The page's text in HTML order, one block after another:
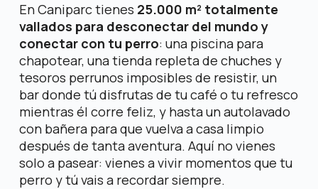
En Caniparc tienes 25.000 m² totalmente
vallados para desconectar del mundo y
conectar con tu perro: una piscina para
chapotear, una tienda repleta de chuches y
tesoros perrunos imposibles de resistir, un
bar donde tú disfrutas de tu café o tu refresco
mientras él corre feliz, y hasta un autolavado
con bañera para que vuelva a casa limpio
después de tanta aventura. Aquí no vienes
solo a pasear: vienes a vivir momentos que tu
perro y tú vais a recordar siempre.